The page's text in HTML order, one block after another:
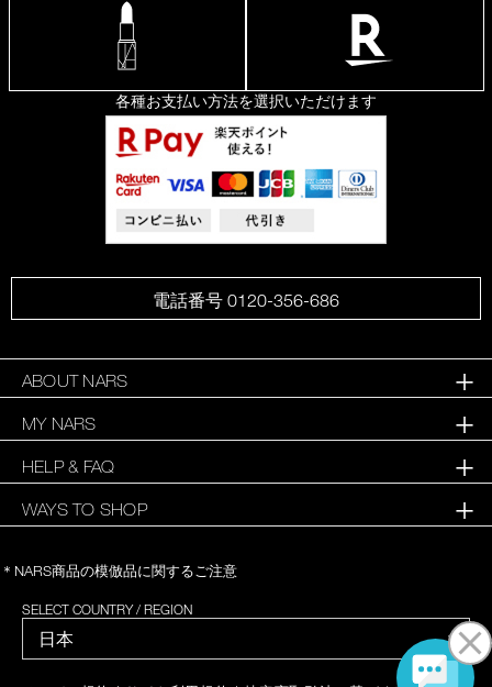
各種お支払い方法を選択いただけます
電話番号 0120-356-686
ABOUT NARS
MY NARS
HELP & FAQ
WAYS TO SHOP
＊NARS商品の模倣品に関するご注意
SELECT COUNTRY / REGION